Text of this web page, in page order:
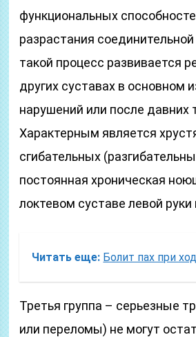
функциональных
разрастания соединительной
такой процесс развивается
других суставах в основном
нарушений или после давних
Характерным является
сгибательных
постоянная хроническая
локтевом суставе левой руки
Читать еще: Болит пах при
Третья группа – серьезные
или переломы) не могут